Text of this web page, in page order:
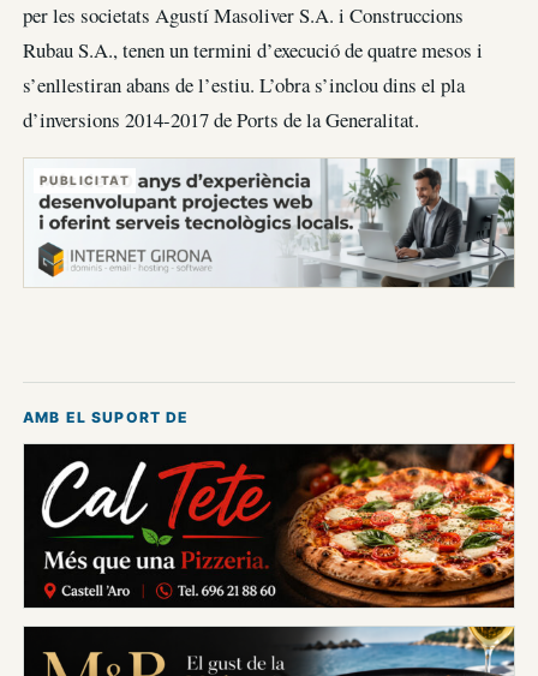
per les societats Agustí Masoliver S.A. i Construccions
Rubau S.A., tenen un termini d’execució de quatre mesos i
s’enllestiran abans de l’estiu. L’obra s’inclou dins el pla
d’inversions 2014-2017 de Ports de la Generalitat.
PUBLICITAT
AMB EL SUPORT DE